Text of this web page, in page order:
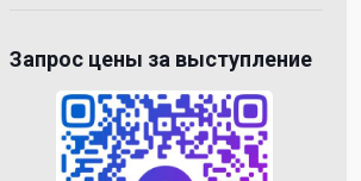
Запрос цены за выступление